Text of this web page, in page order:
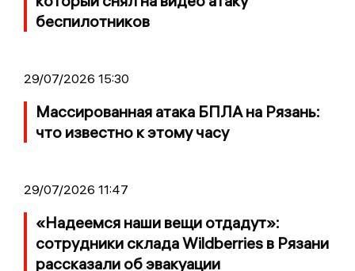
беспилотников
29/07/2026 15:30
Массированная атака БПЛА на Рязань:
что известно к этому часу
29/07/2026 11:47
«Надеемся наши вещи отдадут»:
сотрудники склада Wildberries в Рязани
рассказали об эвакуации